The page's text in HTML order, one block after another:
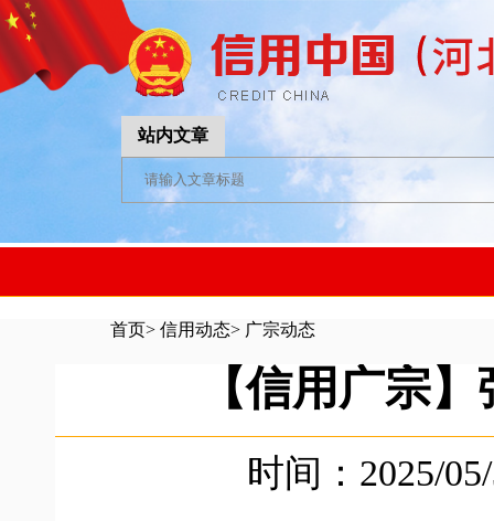
站内文章
首页> 信用动态> 广宗动态
【信用广宗
时间：2025/